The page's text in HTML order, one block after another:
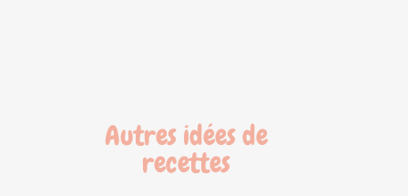
Autres idées de
recettes